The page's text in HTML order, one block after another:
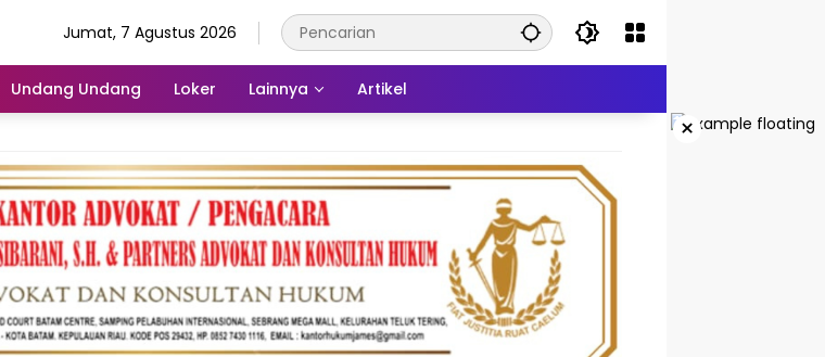
Jumat, 7 Agustus 2026
Undang Undang Loker Lainnya Artikel
×